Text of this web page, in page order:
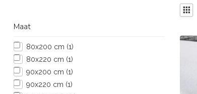
Maat
80x200 cm (1)
80x220 cm (1)
90x200 cm (1)
90x220 cm (1)